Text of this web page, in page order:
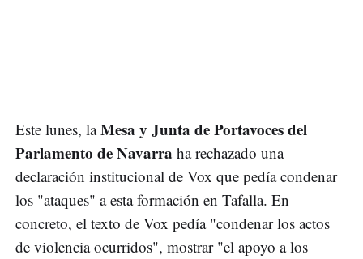
Este lunes, laMesa y Junta de Portavoces del
Parlamento de Navarra ha rechazado una
declaración institucional de Vox que pedía condenar
los "ataques" a esta formación en Tafalla. En
concreto, el texto de Vox pedía "condenar los actos
de violencia ocurridos", mostrar "el apoyo a los